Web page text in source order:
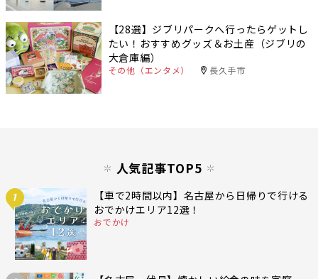
【28選】ジブリパークへ行ったらゲットし
たい！おすすめグッズ＆お土産（ジブリの
大倉庫編）
その他（エンタメ） 長久手市
人気記事TOP5
1
【車で2時間以内】名古屋から日帰りで行ける
おでかけエリア12選！
おでかけ